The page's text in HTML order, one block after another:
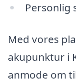
Personlig
Med vores
akupunktur i
anmode om